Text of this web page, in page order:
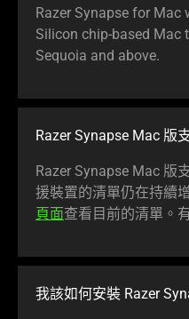
Razer Synapse for
Silicon chip-based Mac
Sequoia and above.
Razer Synapse Mac 版
Razer Synapse Mac 版
援裝置的清單仍在持續
頁面查看目前的清單。
我該如何安裝 Razer